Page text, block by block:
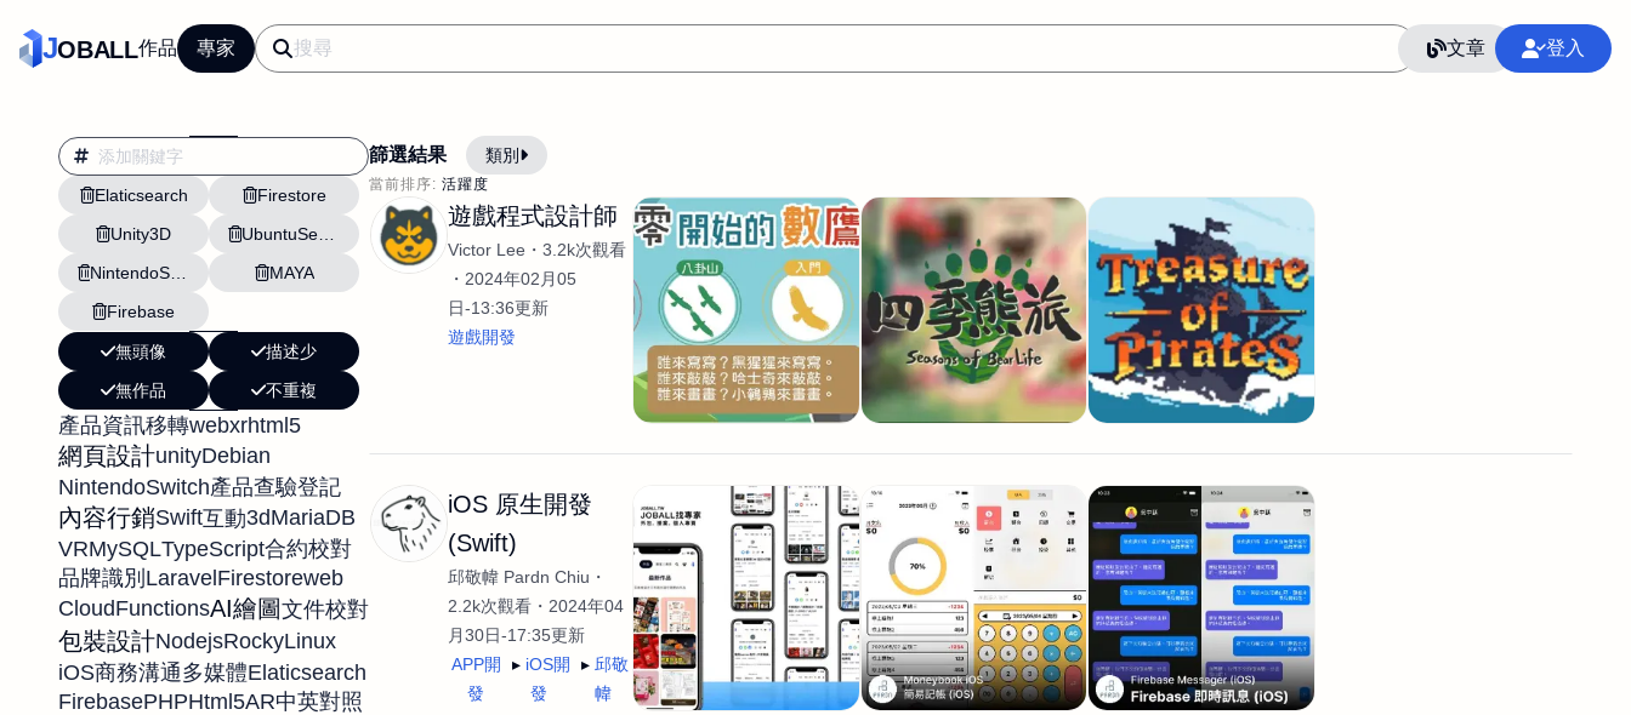
JOBALL作品 專家 文章 登入
Elaticsearch
Firestore
Unity3D
MAYA
Firebase
無頭像
描述少
無作品
不重複
產品資訊移轉webxrhtml5
網頁設計unityDebian
NintendoSwitch產品查驗登記
內容行銷Swift互動3dMariaDB
VRMySQLTypeScript合約校對
品牌識別 LaravelFirestoreweb
CloudFunctionsAI繪圖文件校對
包裝設計NodejsRockyLinux
iOS商務溝通多媒體Elaticsearch
FirebasePHPHtml5AR中英對照
篩選結果 類別
當前排序: 活躍度
翻譯 行銷 文案 AI應用 AI 網頁設計 軟體開發 網站架設網頁製作 語言 整合行銷公關
影片剪輯
平面設計師 AI影片製作 P圖改圖修圖 廣告操作 SEO CRM GoogleAnalytics
設計插畫
pt副業 商業攝影 廣告行銷服務 室內設計 網站開發 接案 照片後製修圖
網站設計與架設
WordPress網站架設與網站維護救援 生產設計 網頁製作 SCI醫學論文寫作投稿 Flutter
影像設計 視覺設計 自我介紹 業務外包 設計建模渲染 Solidworks 插畫
電商自媒體平面設計 長篇文案短 影片製作 長篇文案 設計 動畫製作 服務項目
遊戲程式設計師
Victor Lee
3.2k次觀看
2024年02月05
日-13:36更新
遊戲開發
iOS 原生開發
(Swift)
邱敬幃 Pardn Chiu
2.2k次觀看
2024年04
月30日-17:35更新
APP開
發
iOS開
發
邱敬
幃